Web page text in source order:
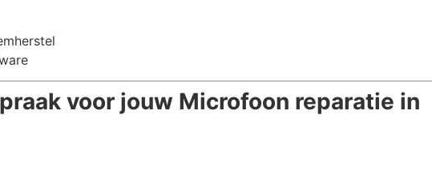
voor jouw Microfoon reparatie in